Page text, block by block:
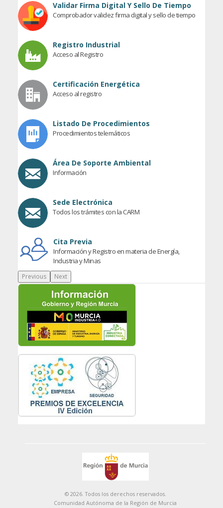
Validar Firma Digital Y Sello De Tiempo
Comprobador validez firma digital y sello de tiempo
Registro Industrial
Acceso al Registro
Certificación Energética
Acceso al registro
Listado De Procedimientos
Procedimientos telemáticos
Área De Soporte Ambiental
Información
Sede Electrónica
Todos los trámites con la CARM
Cita Previa
Información y Registro en materia de Energía,
Industria y Minas
Previous Next
© 2026. Todos los derechos reservados.
Comunidad Autónoma de la Región de Murcia